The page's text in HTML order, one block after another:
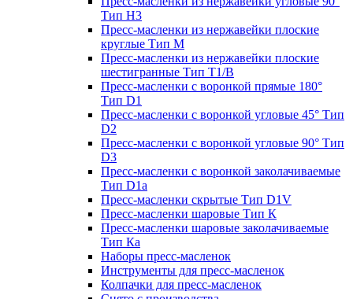
Тип H3
Пресс-масленки из нержавейки плоские
круглые Тип M
Пресс-масленки из нержавейки плоские
шестигранные Тип T1/B
Пресс-масленки с воронкой прямые 180°
Тип D1
Пресс-масленки с воронкой угловые 45° Тип
D2
Пресс-масленки с воронкой угловые 90° Тип
D3
Пресс-масленки с воронкой заколачиваемые
Тип D1a
Пресс-масленки скрытые Тип D1V
Пресс-масленки шаровые Тип К
Пресс-масленки шаровые заколачиваемые
Тип Кa
Наборы пресс-масленок
Инструменты для пресс-масленок
Колпачки для пресс-масленок